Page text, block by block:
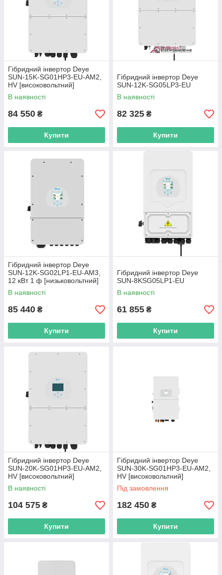
Гібридний інвертор Deye
SUN-15K-SG01HP3-EU-AM2,
HV [високовольтний]
В наявності
84 550 ₴
Купити
Гібридний інвертор Deye
SUN-12K-SG05LP3-EU
В наявності
82 325 ₴
Купити
Гібридний інвертор Deye
SUN-12K-SG02LP1-EU-AM3,
12 кВт 1 ф [низьковольтний]
В наявності
85 440 ₴
Купити
Гібридний інвертор Deye
SUN-8KSG05LP1-EU
В наявності
61 855 ₴
Купити
Гібридний інвертор Deye
SUN-20K-SG01HP3-EU-AM2,
HV [високовольтний]
В наявності
104 575 ₴
Купити
Гібридний інвертор Deye
SUN-30K-SG01HP3-EU-AM2,
HV [високовольтний]
Під замовлення
182 450 ₴
Купити